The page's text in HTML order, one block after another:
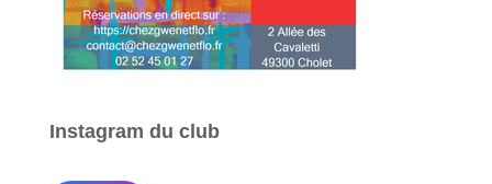
Instagram du club